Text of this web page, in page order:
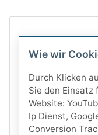
Wie wir
Durch Klicken
Sie den
Website:
Ip Dienst,
Conversion